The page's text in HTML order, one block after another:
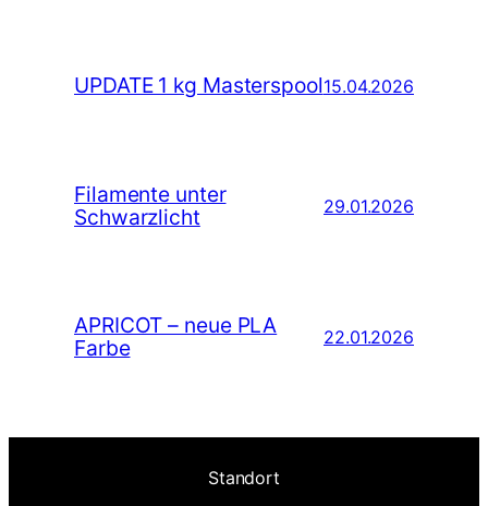
UPDATE 1 kg Masterspool15.04.2026
Filamente unter
Schwarzlicht
29.01.2026
APRICOT – neue PLA
Farbe
22.01.2026
Standort